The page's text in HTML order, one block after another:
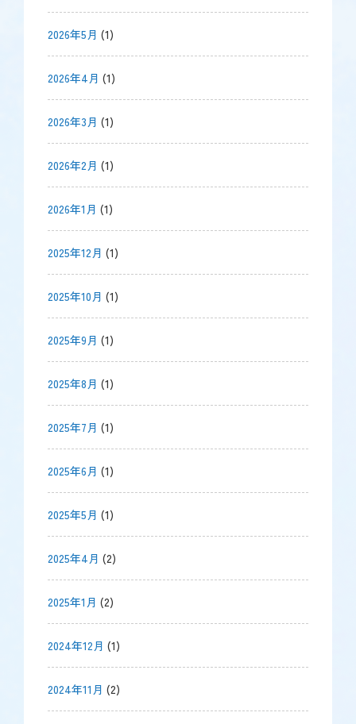
2026年5月 (1)
2026年4月 (1)
2026年3月 (1)
2026年2月 (1)
2026年1月 (1)
2025年12月 (1)
2025年10月 (1)
2025年9月 (1)
2025年8月 (1)
2025年7月 (1)
2025年6月 (1)
2025年5月 (1)
2025年4月 (2)
2025年1月 (2)
2024年12月 (1)
2024年11月 (2)